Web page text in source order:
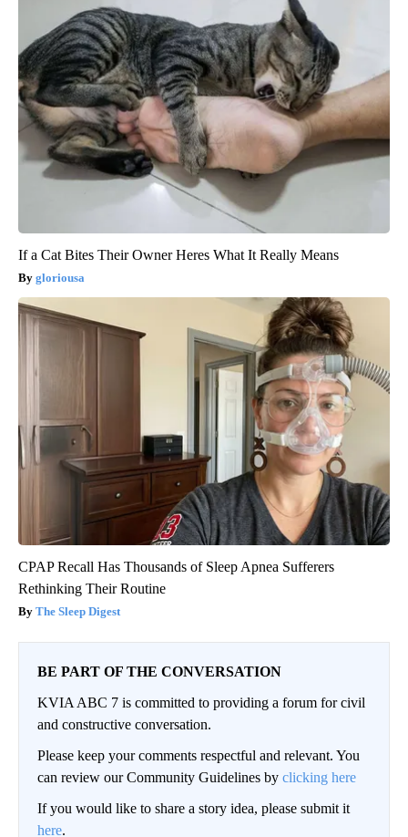
If a Cat Bites Their Owner Heres What It Really Means
gloriousa
CPAP Recall Has Thousands of Sleep Apnea Sufferers
Rethinking Their Routine
The Sleep Digest
BE PART OF THE CONVERSATION
KVIA ABC 7 is committed to providing a forum for civil
and constructive conversation.
Please keep your comments respectful and relevant. You
can review our Community Guidelines by clicking here
If you would like to share a story idea, please submit it
here.